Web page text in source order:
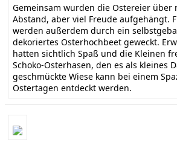
Gemeinsam wurden die Ostereier über
Abstand, aber viel Freude aufgehängt.
werden außerdem durch ein
dekoriertes Osterhochbeet geweckt.
hatten sichtlich Spaß und die Kleinen
Schoko-Osterhasen, den es als kleines
geschmückte Wiese kann bei einem
Ostertagen entdeckt werden.